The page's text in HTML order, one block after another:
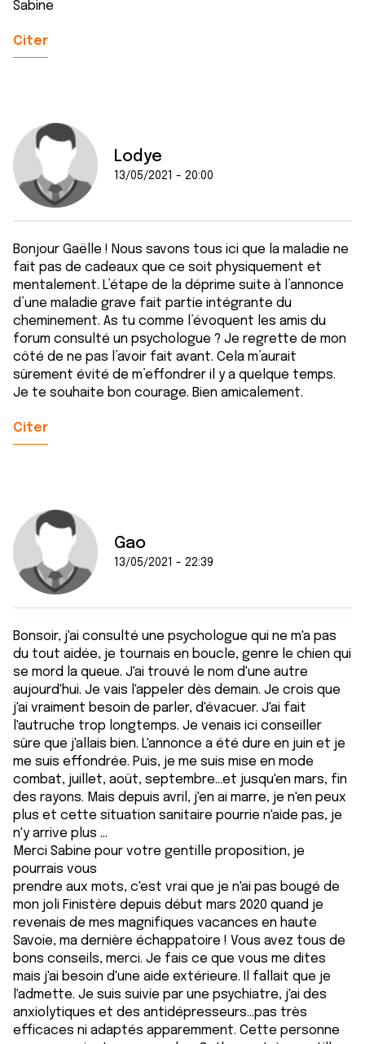
Sabine
Citer
Lodye
13/05/2021 - 20:00
Bonjour Gaëlle ! Nous savons tous ici que la maladie ne
fait pas de cadeaux que ce soit physiquement et
mentalement. L’étape de la déprime suite à l’annonce
d’une maladie grave fait partie intégrante du
cheminement. As tu comme l’évoquent les amis du
forum consulté un psychologue ? Je regrette de mon
côté de ne pas l’avoir fait avant. Cela m’aurait
sûrement évité de m’effondrer il y a quelque temps.
Je te souhaite bon courage. Bien amicalement.
Citer
Gao
13/05/2021 - 22:39
Bonsoir, j'ai consulté une psychologue qui ne m'a pas
du tout aidée, je tournais en boucle, genre le chien qui
se mord la queue. J'ai trouvé le nom d'une autre
aujourd'hui. Je vais l'appeler dès demain. Je crois que
j'ai vraiment besoin de parler, d'évacuer. J'ai fait
l'autruche trop longtemps. Je venais ici conseiller
sûre que j'allais bien. L'annonce a été dure en juin et je
me suis effondrée. Puis, je me suis mise en mode
combat, juillet, août, septembre...et jusqu'en mars, fin
des rayons. Mais depuis avril, j'en ai marre, je n'en peux
plus et cette situation sanitaire pourrie n'aide pas, je
n'y arrive plus ...
Merci Sabine pour votre gentille proposition, je
pourrais vous
prendre aux mots, c'est vrai que je n'ai pas bougé de
mon joli Finistère depuis début mars 2020 quand je
revenais de mes magnifiques vacances en haute
Savoie, ma dernière échappatoire ! Vous avez tous de
bons conseils, merci. Je fais ce que vous me dites
mais j'ai besoin d'une aide extérieure. Il fallait que je
l'admette. Je suis suivie par une psychiatre, j'ai des
anxiolytiques et des antidépresseurs...pas très
efficaces ni adaptés apparemment. Cette personne